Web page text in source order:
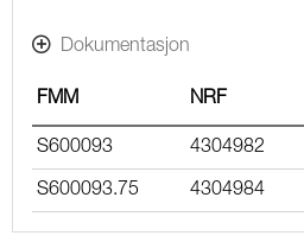
Dokumentasjon
FMM NRF
S600093 4304982
S600093.75 4304984